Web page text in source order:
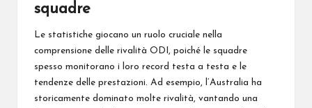
squadre
Le statistiche giocano un ruolo cruciale nella
comprensione delle rivalità ODI, poiché le squadre
spesso monitorano i loro record testa a testa e le
tendenze delle prestazioni. Ad esempio, l’Australia ha
storicamente dominato molte rivalità, vantando una